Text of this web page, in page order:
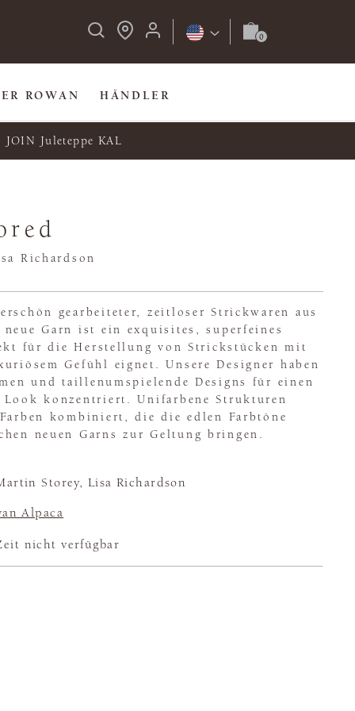
ROWAN HÄNDLER
JOIN Juleteppe KAL
Richardson
gearbeiteter, zeitloser Strickwaren aus
neue Garn ist ein exquisites, superfeines
für die Herstellung von Strickstücken mit
Gefühl eignet. Unsere Designer haben
und taillenumspielende Designs für einen
Look konzentriert. Unifarbene Strukturen
kombiniert, die die edlen Farbtöne
neuen Garns zur Geltung bringen.
Storey, Lisa Richardson
Alpaca
nicht verfügbar